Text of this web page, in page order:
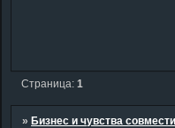
Страница:1
»Бизнес и чувства